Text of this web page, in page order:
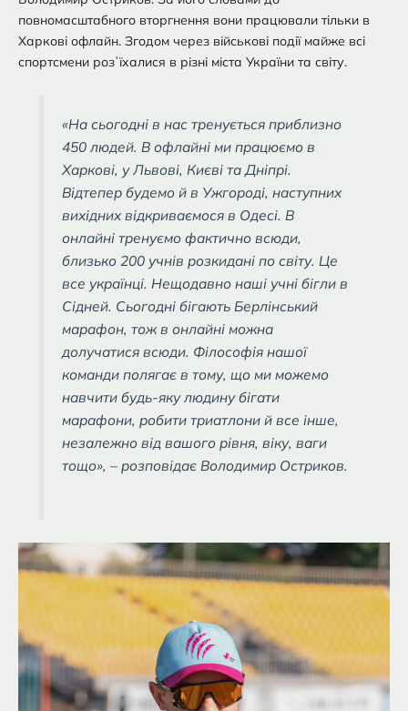
повномасштабного вторгнення вони працювали тільки в
Харкові офлайн. Згодом через військові події майже всі
спортсмени розʼїхалися в різні міста України та світу.
«На сьогодні в нас тренується приблизно
450 людей. В офлайні ми працюємо в
Харкові, у Львові, Києві та Дніпрі.
Відтепер будемо й в Ужгороді, наступних
вихідних відкриваємося в Одесі. В
онлайні тренуємо фактично всюди,
близько 200 учнів розкидані по світу. Це
все українці. Нещодавно наші учні бігли в
Сідней. Сьогодні бігають Берлінський
марафон, тож в онлайні можна
долучатися всюди. Філософія нашої
команди полягає в тому, що ми можемо
навчити будь-яку людину бігати
марафони, робити триатлони й все інше,
незалежно від вашого рівня, віку, ваги
тощо», – розповідає Володимир Остриков.